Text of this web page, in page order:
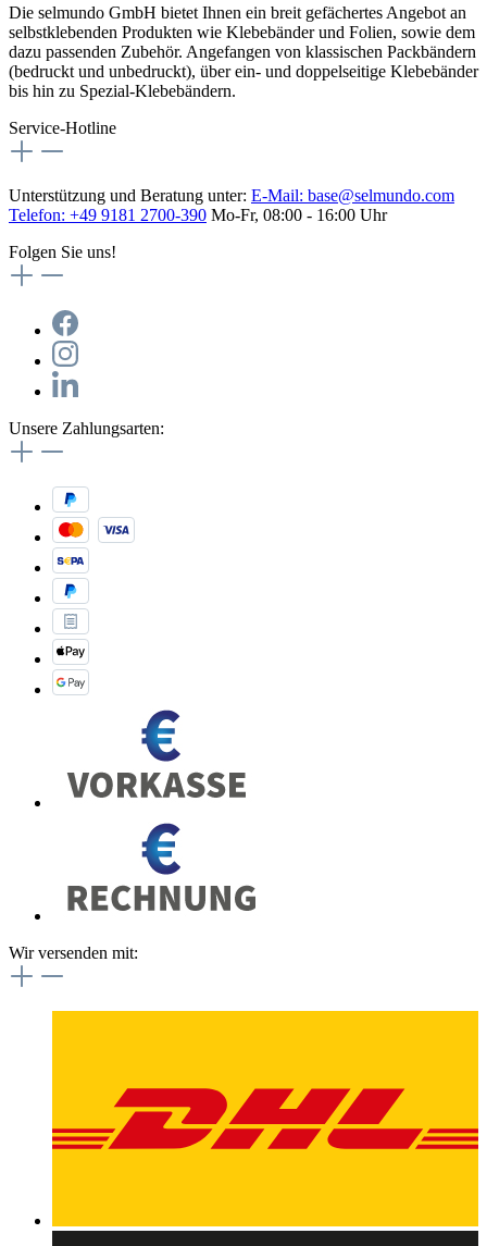
Die selmundo GmbH bietet Ihnen ein breit gefächertes Angebot an
selbstklebenden Produkten wie Klebebänder und Folien, sowie dem
dazu passenden Zubehör. Angefangen von klassischen Packbändern
(bedruckt und unbedruckt), über ein- und doppelseitige Klebebänder
bis hin zu Spezial-Klebebändern.
Service-Hotline
Unterstützung und Beratung unter: E-Mail: base@selmundo.com
Telefon: +49 9181 2700-390 Mo-Fr, 08:00 - 16:00 Uhr
Folgen Sie uns!
Unsere Zahlungsarten:
Wir versenden mit: